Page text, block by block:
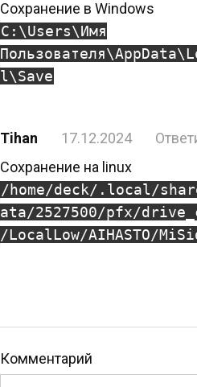
Сохранение в Windows
C:\Users\Имя
l\Save
Tihan 17.12.2024
Сохранение на linux
/home/deck/.local/
ata/2527500/pfx/
/LocalLow/AIHASTO/
Комментарий